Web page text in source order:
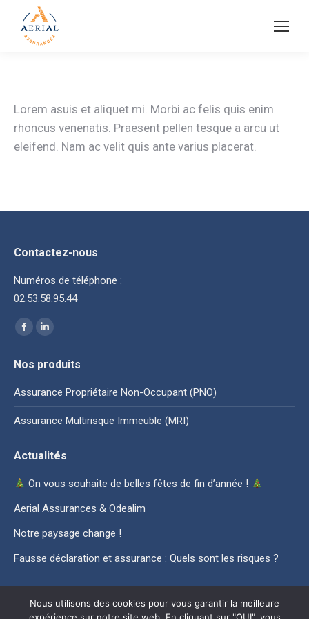
Lorem asuis et aliquet mi. Morbi ac felis quis enim
rhoncus venenatis. Praesent pellen tesque a arcu ut
eleifend. Nam ac velit quis ante varius placerat.
Contactez-nous
Numéros de téléphone :
02.53.58.95.44
Trouvez nous sur :
La
Facebook
s'ouvre
dans
une
fenêtre
La
LinkedIn
s'ouvre
dans
une
fenêtre
Nos produits
Assurance Propriétaire Non-Occupant (PNO)
Assurance Multirisque Immeuble (MRI)
Actualités
On vous souhaite de belles fêtes de fin d’année !
Aerial Assurances & Odealim
Notre paysage change !
Fausse déclaration et assurance : Quels sont les risques ?
Nous utilisons des cookies pour vous garantir la meilleure